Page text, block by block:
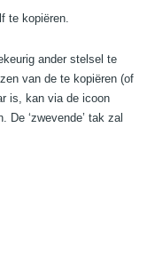
te kopiëren.
ander stelsel te
van de te kopiëren (of
is, kan via de icoon
De ‘zwevende’ tak zal